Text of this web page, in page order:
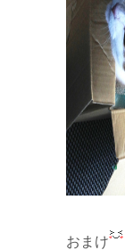
おまけ